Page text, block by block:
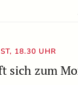
18.30 UHR
sich zum